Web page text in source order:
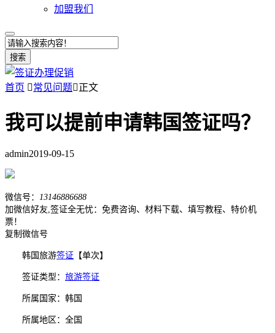
加盟我们
搜索
首页 常见问题正文
我可以提前申请韩国签证吗？
admin2019-09-15
微信号：
13146886688
加微信好友,签证全无忧：免费咨询、材料下载、填写教程、特价机
票！
复制微信号
韩国旅游签证 【单次】
签证类型： 旅游签证
所属国家：韩国
所属地区：全国